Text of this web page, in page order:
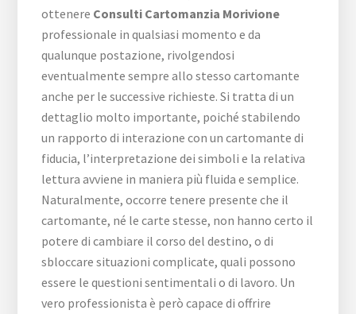
ottenere Consulti Cartomanzia Morivione
professionale in qualsiasi momento e da
qualunque postazione, rivolgendosi
eventualmente sempre allo stesso cartomante
anche per le successive richieste. Si tratta di un
dettaglio molto importante, poiché stabilendo
un rapporto di interazione con un cartomante di
fiducia, l’interpretazione dei simboli e la relativa
lettura avviene in maniera più fluida e semplice.
Naturalmente, occorre tenere presente che il
cartomante, né le carte stesse, non hanno certo il
potere di cambiare il corso del destino, o di
sbloccare situazioni complicate, quali possono
essere le questioni sentimentali o di lavoro. Un
vero professionista è però capace di offrire